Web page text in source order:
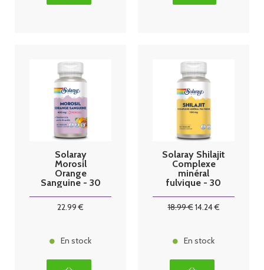
Solaray
Morosil
Orange
Sanguine - 30
22.99 €
En stock
Solaray Shilajit
Complexe
minéral
fulvique - 30
18.99€14.24€
En stock